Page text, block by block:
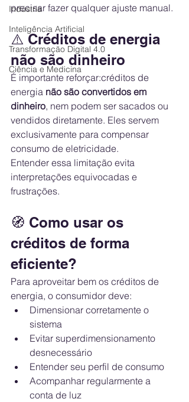
Indústria
Inteligência Artificial
Transformação Digital 4.0
Ciência e Medicina
precisar fazer qualquer ajuste manual.
⚠️ Créditos de energia
não são dinheiro
É importante reforçar:créditos de
energia não são convertidos em
dinheiro, nem podem ser sacados ou
vendidos diretamente. Eles servem
exclusivamente para compensar
consumo de eletricidade.
Entender essa limitação evita
interpretações equivocadas e
frustrações.
🧭 Como usar os
créditos de forma
eficiente?
Para aproveitar bem os créditos de
energia, o consumidor deve:
Dimensionar corretamente o
sistema
Evitar superdimensionamento
desnecessário
Entender seu perfil de consumo
Acompanhar regularmente a
conta de luz